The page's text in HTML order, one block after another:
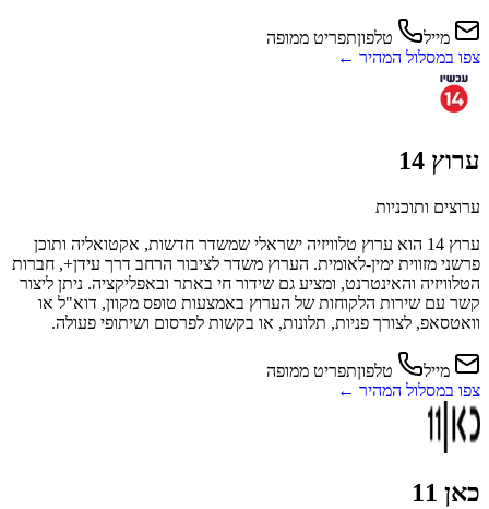
מייל טלפוןתפריט ממופה
צפו במסלול המהיר ←
ערוץ 14
ערוצים ותוכניות
ערוץ 14 הוא ערוץ טלוויזיה ישראלי שמשדר חדשות, אקטואליה ותוכן
פרשני מזווית ימין-לאומית. הערוץ משדר לציבור הרחב דרך עידן+, חברות
הטלוויזיה והאינטרנט, ומציע גם שידור חי באתר ובאפליקציה. ניתן ליצור
קשר עם שירות הלקוחות של הערוץ באמצעות טופס מקוון, דוא"ל או
וואטסאפ, לצורך פניות, תלונות, או בקשות לפרסום ושיתופי פעולה.
מייל טלפוןתפריט ממופה
צפו במסלול המהיר ←
כאן 11